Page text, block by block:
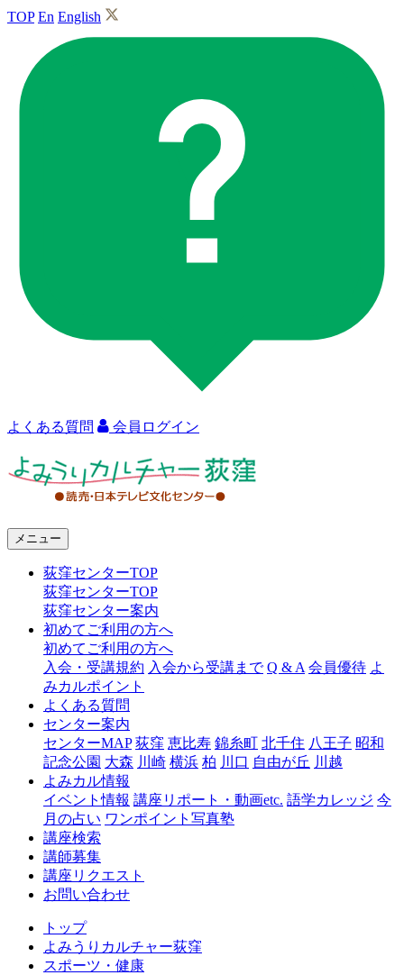
TOP En English
よくある質問 会員ログイン
ャ
窪
メニュー
荻窪センターTOP
荻窪センターTOP
荻窪センター案内
初めてご利用の方へ
初めてご利用の方へ
入会・受講規約 入会から受講まで Q & A 会員優待 よ
みカルポイント
よくある質問
センター案内
センターMAP 荻窪 恵比寿 錦糸町 北千住 八王子 昭和
記念公園 大森 川崎 横浜 柏 川口 自由が丘 川越
よみカル情報
イベント情報 講座リポート・動画etc. 語学カレッジ 今
月の占い ワンポイント写真塾
講座検索
講師募集
講座リクエスト
お問い合わせ
トップ
よみうりカルチャー荻窪
スポーツ・健康